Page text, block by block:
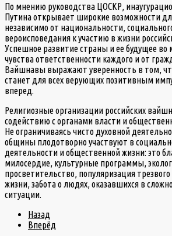
По мнению руководства ЦОСКР,
Путина открывает широкие возможности
независимо от национальности,
вероисповедания к участию в жизни
Успешное развитие страны и ее будущее во
чувства ответственности каждого и от
Вайшнавы выражают уверенность в том,
станет для всех верующих позитивным
вперед.
Религиозные организации российских
содействию с органами власти и
Не ограничиваясь чисто духовной
общины плодотворно участвуют в
деятельности и общественной жизни: это
милосердие, культурные программы,
просветительство, популяризация трезвого
жизни, забота о людях, оказавшихся в
ситуации.
Назад
Вперёд